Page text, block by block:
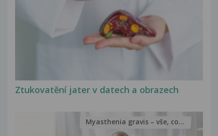
Ztukovatění jater v datech a obrazech
Myasthenia gravis – vše, co...